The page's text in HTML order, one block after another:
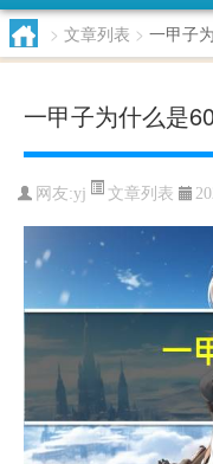
> 文章列表 > 一甲子
一甲子为什么是
网友:yj 文章列表